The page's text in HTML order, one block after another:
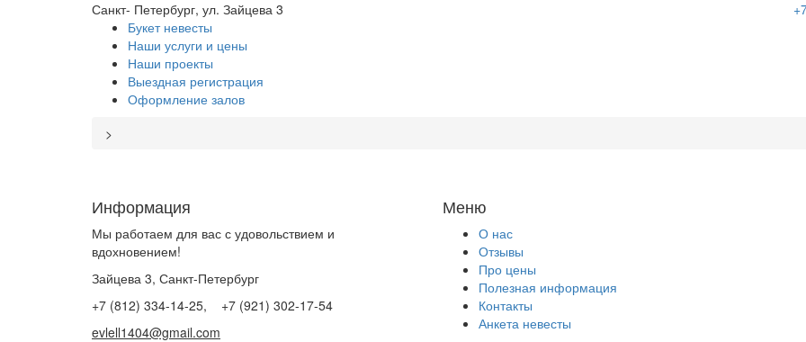
Санкт- Петербург, ул. Зайцева 3
Букет невесты
Наши услуги и цены
Наши проекты
Выездная регистрация
Оформление залов
>
Информация
Мы работаем для вас с удовольствием и
вдохновением!
Зайцева 3, Санкт-Петербург
+7 (812) 334-14-25, +7 (921) 302-17-54
evlell1404@gmail.com
Меню
О нас
Отзывы
Про цены
Полезная информация
Контакты
Анкета невесты